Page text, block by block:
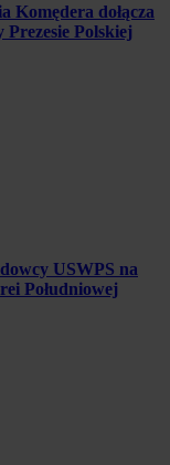
Komędera dołącza
Polskiej
USWPS na
Południowej